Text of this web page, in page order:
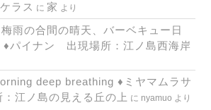
ラス に 家 より
の合間の晴天、バーベキュー日
パイナン 出現場所：江ノ島西海岸
deep breathing ♦ミヤマムラサ
江ノ島の見える丘の上 に nyamuo より